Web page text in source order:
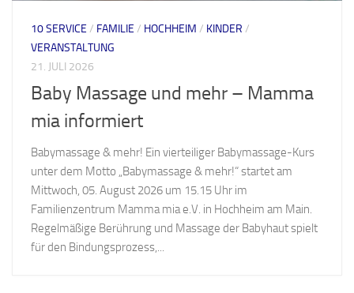
10 SERVICE / FAMILIE / HOCHHEIM / KINDER /
VERANSTALTUNG
21. JULI 2026
Baby Massage und mehr – Mamma
mia informiert
Babymassage & mehr! Ein vierteiliger Babymassage-Kurs
unter dem Motto „Babymassage & mehr!“ startet am
Mittwoch, 05. August 2026 um 15.15 Uhr im
Familienzentrum Mamma mia e.V. in Hochheim am Main.
Regelmäßige Berührung und Massage der Babyhaut spielt
für den Bindungsprozess,...